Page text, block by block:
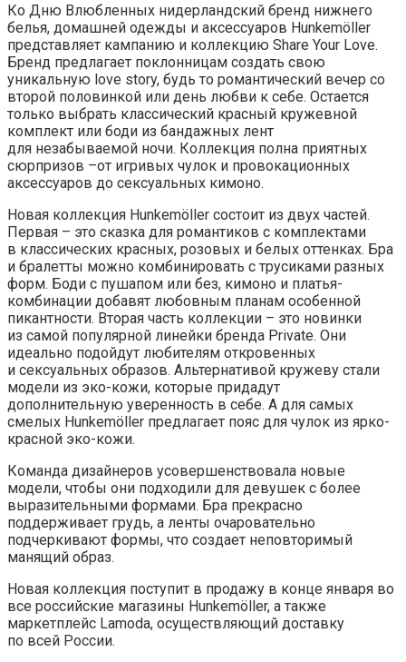
Ко Дню Влюбленных нидерландский бренд нижнего
белья, домашней одежды и аксессуаров Hunkemöller
представляет кампанию и коллекцию Share Your Love.
Бренд предлагает поклонницам создать свою
уникальную love story, будь то романтический вечер со
второй половинкой или день любви к себе. Остается
только выбрать классический красный кружевной
комплект или боди из бандажных лент
для незабываемой ночи. Коллекция полна приятных
сюрпризов –от игривых чулок и провокационных
аксессуаров до сексуальных кимоно.
Новая коллекция Hunkemöller состоит из двух частей.
Первая – это сказка для романтиков с комплектами
в классических красных, розовых и белых оттенках. Бра
и бралетты можно комбинировать с трусиками разных
форм. Боди с пушапом или без, кимоно и платья-
комбинации добавят любовным планам особенной
пикантности. Вторая часть коллекции – это новинки
из самой популярной линейки бренда Private. Они
идеально подойдут любителям откровенных
и сексуальных образов. Альтернативой кружеву стали
модели из эко-кожи, которые придадут
дополнительную уверенность в себе. А для самых
смелых Hunkemöller предлагает пояс для чулок из ярко-
красной эко-кожи.
Команда дизайнеров усовершенствовала новые
модели, чтобы они подходили для девушек с более
выразительными формами. Бра прекрасно
поддерживает грудь, а ленты очаровательно
подчеркивают формы, что создает неповторимый
манящий образ.
Новая коллекция поступит в продажу в конце января во
все российские магазины Hunkemöller, а также
маркетплейс Lamoda, осуществляющий доставку
по всей России.